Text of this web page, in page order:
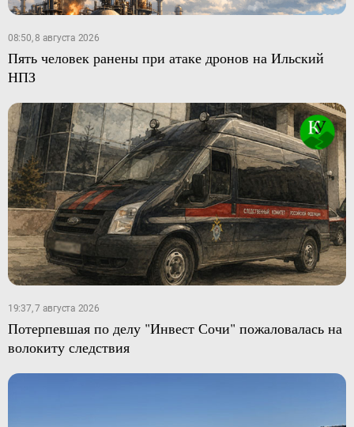
08:50, 8 августа 2026
Пять человек ранены при атаке дронов на Ильский
НПЗ
19:37, 7 августа 2026
Потерпевшая по делу "Инвест Сочи" пожаловалась на
волокиту следствия